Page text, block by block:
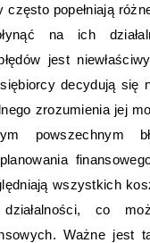
popełniają
na ich
jest
decydują się
zrozumienia jej
powszechnym
wszystkich
działalności, co
Ważne jest